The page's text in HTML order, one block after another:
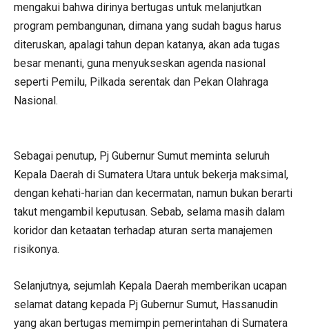
mengakui bahwa dirinya bertugas untuk melanjutkan
program pembangunan, dimana yang sudah bagus harus
diteruskan, apalagi tahun depan katanya, akan ada tugas
besar menanti, guna menyukseskan agenda nasional
seperti Pemilu, Pilkada serentak dan Pekan Olahraga
Nasional.
Sebagai penutup, Pj Gubernur Sumut meminta seluruh
Kepala Daerah di Sumatera Utara untuk bekerja maksimal,
dengan kehati-harian dan kecermatan, namun bukan berarti
takut mengambil keputusan. Sebab, selama masih dalam
koridor dan ketaatan terhadap aturan serta manajemen
risikonya.
Selanjutnya, sejumlah Kepala Daerah memberikan ucapan
selamat datang kepada Pj Gubernur Sumut, Hassanudin
yang akan bertugas memimpin pemerintahan di Sumatera